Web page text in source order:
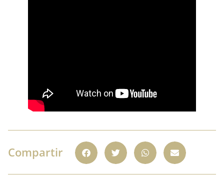
Compartir